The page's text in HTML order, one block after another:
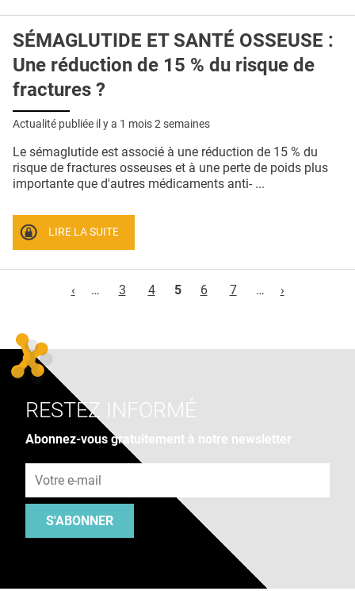
SÉMAGLUTIDE ET SANTÉ OSSEUSE :
Une réduction de 15 % du risque de
fractures ?
Actualité publiée il y a 1 mois 2 semaines
Le sémaglutide est associé à une réduction de 15 % du
risque de fractures osseuses et à une perte de poids plus
importante que d'autres médicaments anti- ...
LIRE LA SUITE
‹
… 3 4 5 6 7 … ›
RESTEZ INFORMÉ
Abonnez-vous gratuitement à notre newsletter
S'ABONNER